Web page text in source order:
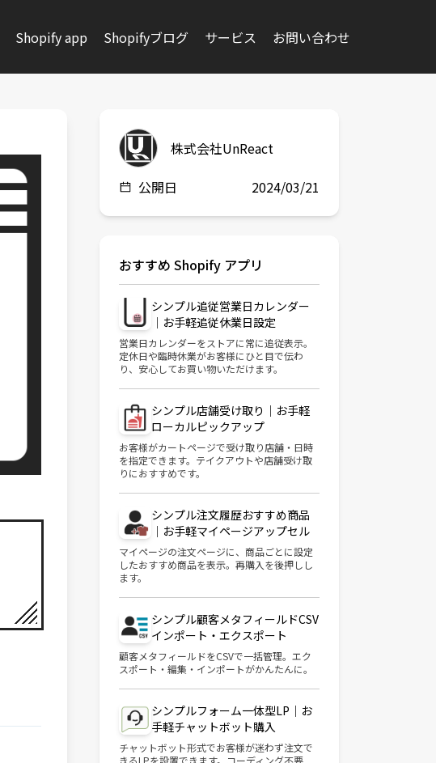
Shopify app Shopifyブログ サービス お問い合わせ
株式会社UnReact
公開日
2024/03/21
おすすめ Shopify アプリ
シンプル追従営業日カレンダー
｜お手軽追従休業日設定
営業日カレンダーをストアに常に追従表示。
定休日や臨時休業がお客様にひと目で伝わ
り、安心してお買い物いただけます。
シンプル店舗受け取り｜お手軽
ローカルピックアップ
お客様がカートページで受け取り店舗・日時
を指定できます。テイクアウトや店舗受け取
りにおすすめです。
シンプル注文履歴おすすめ商品
｜お手軽マイページアップセル
マイページの注文ページに、商品ごとに設定
したおすすめ商品を表示。再購入を後押しし
ます。
シンプル顧客メタフィールドCSV
インポート・エクスポート
顧客メタフィールドをCSVで一括管理。エク
スポート・編集・インポートがかんたんに。
シンプルフォーム一体型LP｜お
手軽チャットボット購入
チャットボット形式でお客様が迷わず注文で